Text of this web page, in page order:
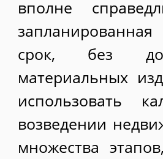
вполне
срок, без
материальных
использовать
возведении
множества